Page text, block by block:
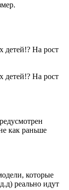
детей!? На рост
детей!? На рост
как раньше
которые
реально идут